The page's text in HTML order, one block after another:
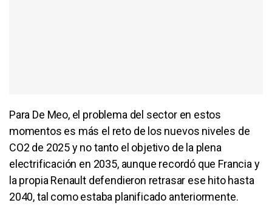
Para De Meo, el problema del sector en estos
momentos es más el reto de los nuevos niveles de
CO2 de 2025 y no tanto el objetivo de la plena
electrificación en 2035, aunque recordó que Francia y
la propia Renault defendieron retrasar ese hito hasta
2040, tal como estaba planificado anteriormente.